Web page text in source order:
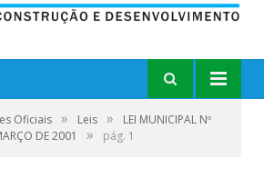
Oficiais » Leis »
LEI MUNICIPAL Nº
DE 2001
» pág. 1